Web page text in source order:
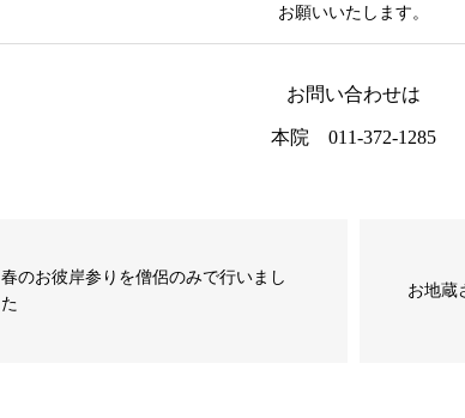
お願いいたします。
お問い合わせは
本院 011-372-1285
春のお彼岸参りを僧侶のみで行いまし
た
お地蔵